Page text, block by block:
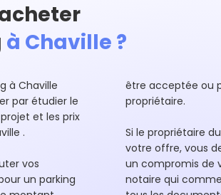
à Chaville ?
à Chaville
par étudier le
et les prix
.
vos
un parking
être acceptée ou
propriétaire.
Si le propriétaire
votre offre, vous
un compromis de
notaire qui